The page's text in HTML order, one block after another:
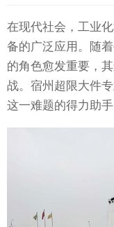
在现代社会，工业
备的广泛应用。随
的角色愈发重要，
战。宿州超限大件
这一难题的得力助手